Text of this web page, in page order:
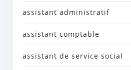
assistant administratif
assistant comptable
assistant de service social